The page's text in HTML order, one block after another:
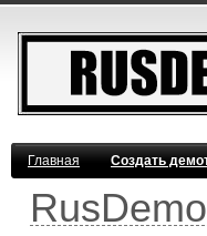
Главная Создать